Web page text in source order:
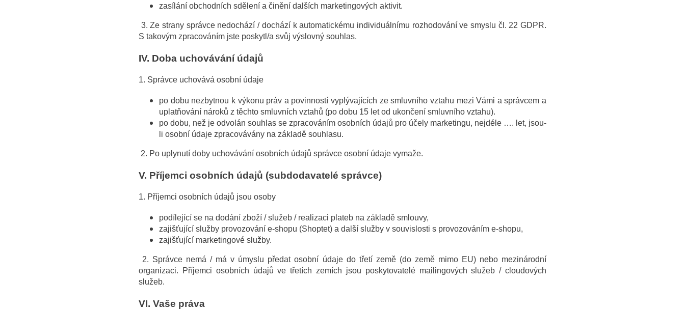
zasílání obchodních sdělení a činění dalších marketingových aktivit.
3. Ze strany správce nedochází / dochází k automatickému individuálnímu rozhodování ve smyslu čl. 22 GDPR.
S takovým zpracováním jste poskytl/a svůj výslovný souhlas.
IV. Doba uchovávání údajů
1. Správce uchovává osobní údaje
po dobu nezbytnou k výkonu práv a povinností vyplývajících ze smluvního vztahu mezi Vámi a správcem a
uplatňování nároků z těchto smluvních vztahů (po dobu 15 let od ukončení smluvního vztahu).
po dobu, než je odvolán souhlas se zpracováním osobních údajů pro účely marketingu, nejdéle …. let, jsou-
li osobní údaje zpracovávány na základě souhlasu.
2. Po uplynutí doby uchovávání osobních údajů správce osobní údaje vymaže.
V. Příjemci osobních údajů (subdodavatelé správce)
1. Příjemci osobních údajů jsou osoby
podílející se na dodání zboží / služeb / realizaci plateb na základě smlouvy,
zajišťující služby provozování e-shopu (Shoptet) a další služby v souvislosti s provozováním e-shopu,
zajišťující marketingové služby.
2. Správce nemá / má v úmyslu předat osobní údaje do třetí země (do země mimo EU) nebo mezinárodní
organizaci. Příjemci osobních údajů ve třetích zemích jsou poskytovatelé mailingových služeb / cloudových
služeb.
VI. Vaše práva